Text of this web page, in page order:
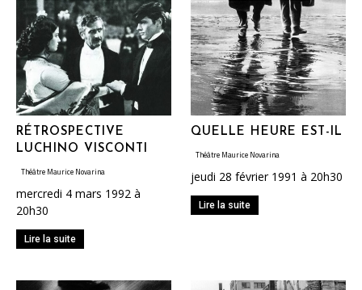
RÉTROSPECTIVE
LUCHINO VISCONTI
Théâtre Maurice Novarina
mercredi 4 mars 1992 à
20h30
Lire la suite
QUELLE HEURE EST-IL
Théâtre Maurice Novarina
jeudi 28 février 1991 à 20h30
Lire la suite